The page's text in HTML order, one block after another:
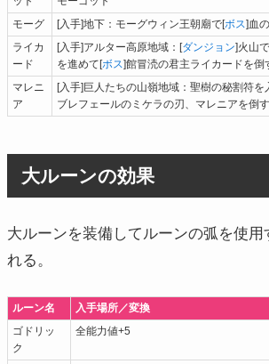
モーグ
[入手]地下：モーグウィン王朝廟で[ボス]血
ライカ
ード
[入手]アルター高原地域：[ダンジョン]火山
を進めて[ボス]館冒涜の君主ライカードを倒
マレニ
ア
[入手]巨人たちの山嶺地域：聖樹の秘割符
ブレフェールのミケラの刃、マレニアを倒す
大ルーンの効果
大ルーンを装備してルーンの弧を使用
れる。
ルーン名
入手場所／変換
ゴドリッ
ク
全能力値+5